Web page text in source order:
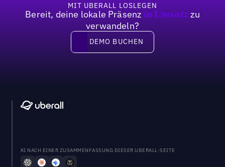
MIT UBERALL LOSLEGEN
Bereit, deine lokale Präsenz in Umsatzzu
verwandeln?
DEMO BUCHEN
DEMO BUCHEN
KI NACH EINER ZUSAMMENFASSUNG DIESER UBERALL-SEITE